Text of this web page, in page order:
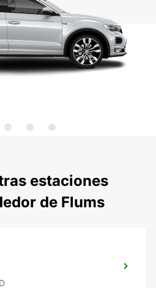
estaciones
de Flums